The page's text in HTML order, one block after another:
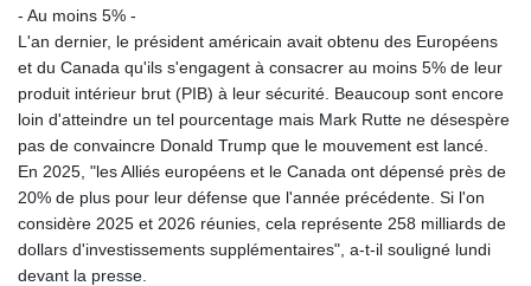
LTL 3.412778
LVL 0.699133
LYD 7.329784
MAD 10.739954
MDL 20.038943
MGA 4917.513571
MKD 61.511407
MMK 2426.660491
MNT 4156.088844
- Au moins 5% -
L'an dernier, le président américain avait obtenu des Européens
et du Canada qu'ils s'engagent à consacrer au moins 5% de leur
produit intérieur brut (PIB) à leur sécurité. Beaucoup sont encore
loin d'atteindre un tel pourcentage mais Mark Rutte ne désespère
pas de convaincre Donald Trump que le mouvement est lancé.
En 2025, "les Alliés européens et le Canada ont dépensé près de
20% de plus pour leur défense que l'année précédente. Si l'on
considère 2025 et 2026 réunies, cela représente 258 milliards de
dollars d'investissements supplémentaires", a-t-il souligné lundi
devant la presse.